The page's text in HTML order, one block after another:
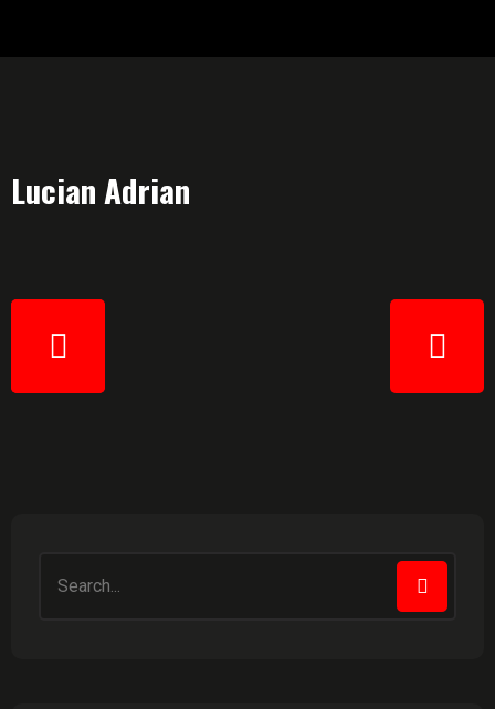
Lucian Adrian